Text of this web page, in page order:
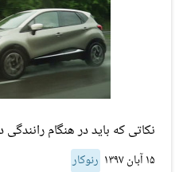
نکاتی که باید در هنگام رانندگی
۱۵ آبان ۱۳۹۷ رنوکار